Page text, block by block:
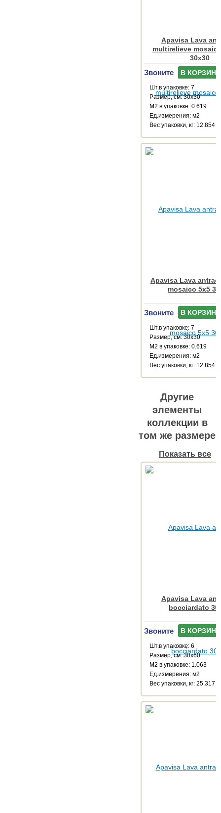
Apavisa Lava
multirelieve
30x30
Звоните В КОРЗИНУ
Шт.в упаковке: 7
Размер, см: 30x30
М2 в упаковке: 0.619
Ед.измерения: м2
Веc упаковки, кг: 12.854
Apavisa Lava
mosaico 5x5
Звоните В КОРЗИНУ
Шт.в упаковке: 7
Размер, см: 30x30
М2 в упаковке: 0.619
Ед.измерения: м2
Веc упаковки, кг: 12.854
Другие
элементы
коллекции в
том же размере
Показать все
Apavisa Lava
bocciardato
Звоните В КОРЗИНУ
Шт.в упаковке: 6
Размер, см: 30x60
М2 в упаковке: 1.063
Ед.измерения: м2
Веc упаковки, кг: 25.317